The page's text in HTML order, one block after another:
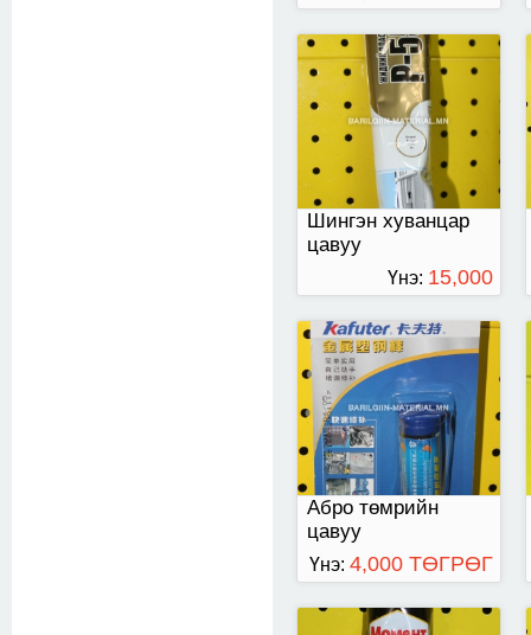
Шингэн хуванцар
цавуу
Үнэ: 15,000
ТӨГРӨГ
Абро төмрийн
цавуу
абро төмрийн цавуу
Үнэ: 4,000 ТӨГРӨГ
125 мл-ээр савласан